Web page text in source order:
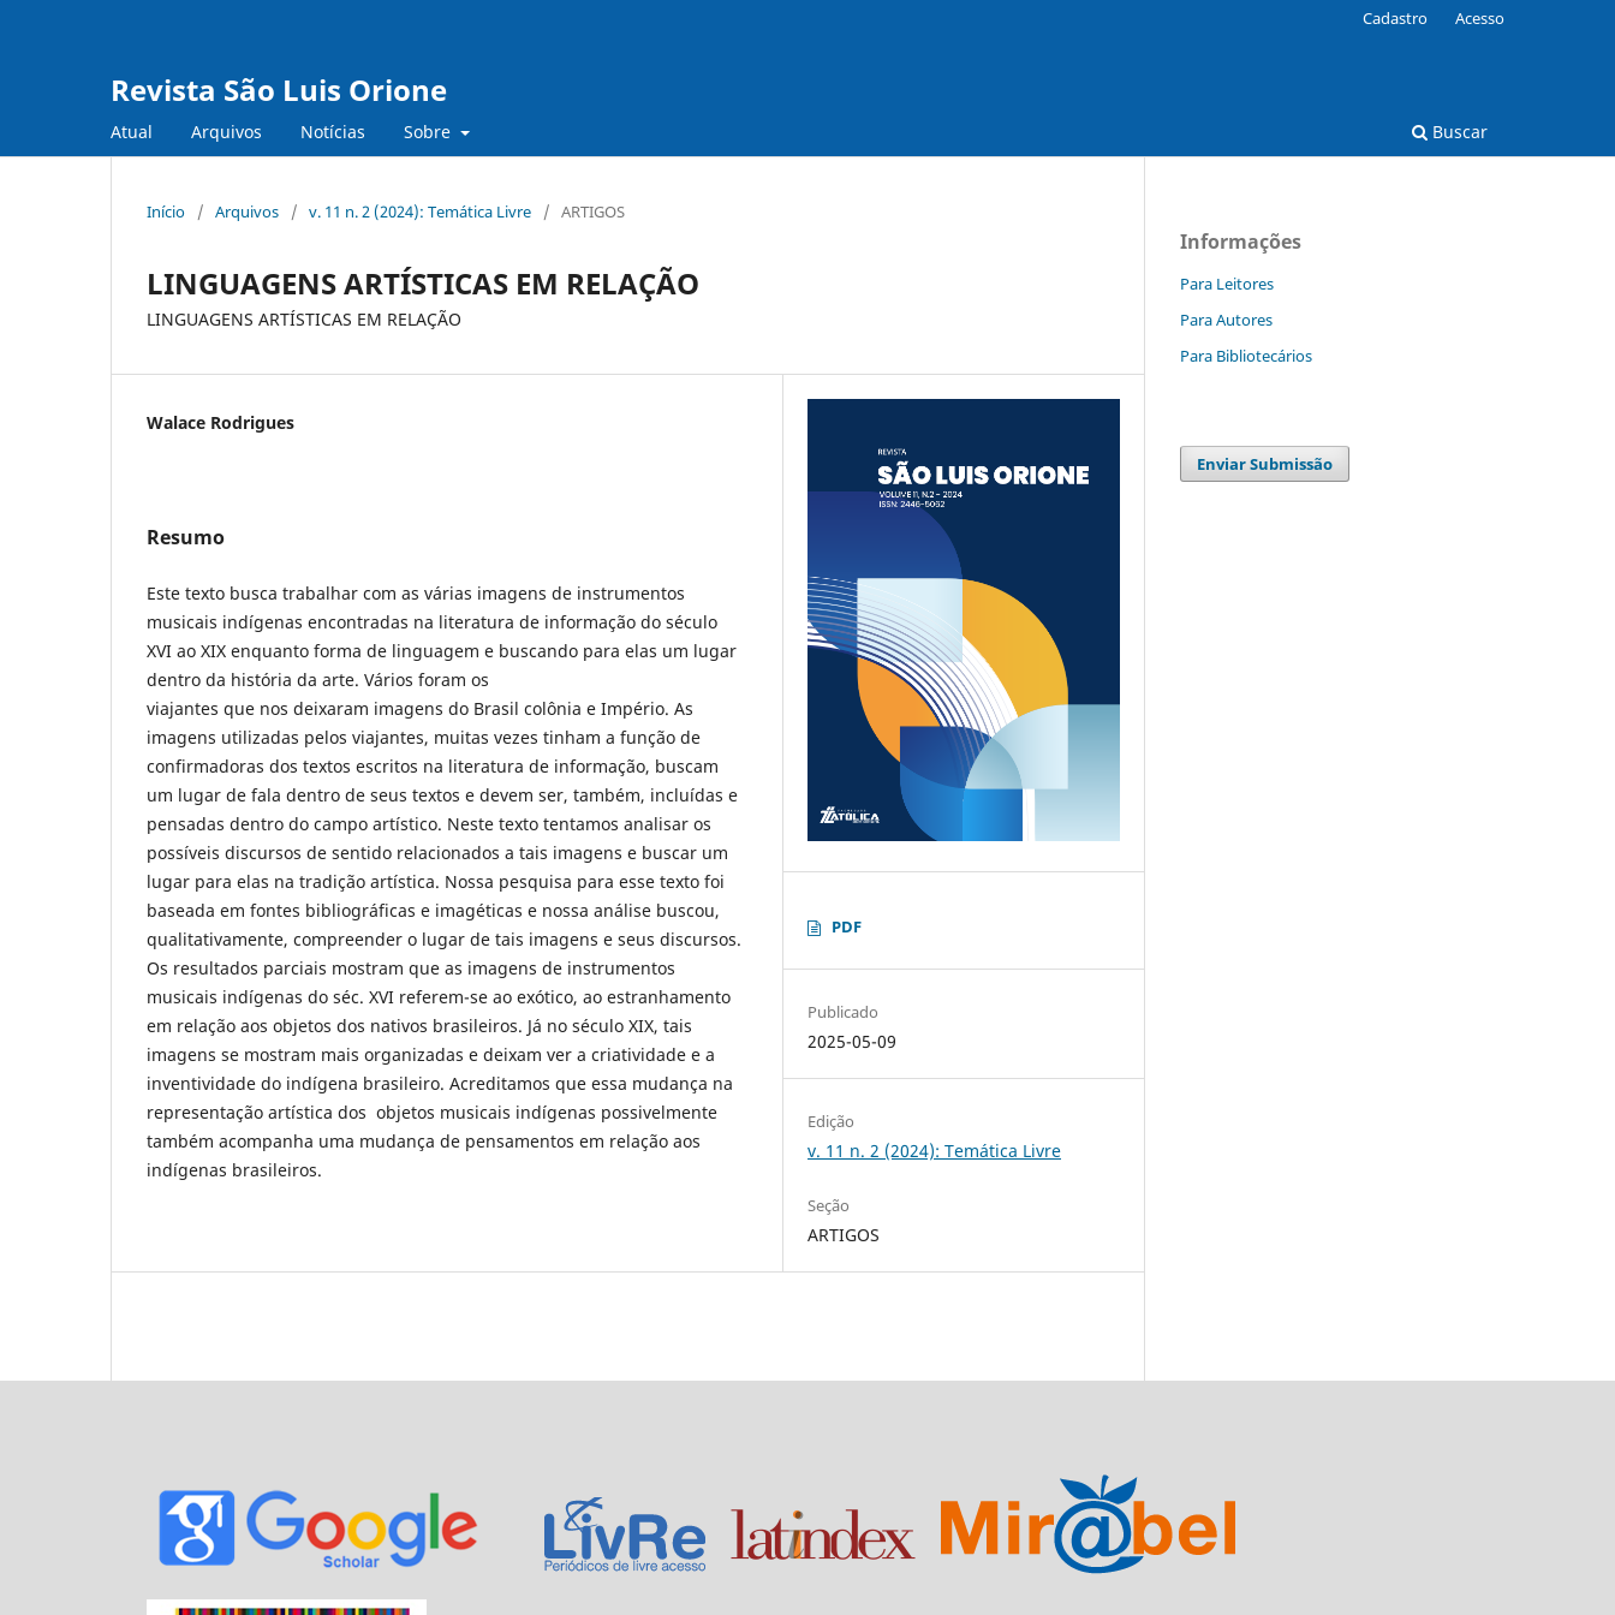
Revista São Luis Orione
Atual Arquivos Notícias Sobre Buscar
Cadastro Acesso
Início / Arquivos / v. 11 n. 2 (2024): Temática Livre / ARTIGOS
LINGUAGENS ARTÍSTICAS EM RELAÇÃO
LINGUAGENS ARTÍSTICAS EM RELAÇÃO
Walace Rodrigues
Resumo
Este texto busca trabalhar com as várias imagens de instrumentos
musicais indígenas encontradas na literatura de informação do século
XVI ao XIX enquanto forma de linguagem e buscando para elas um lugar
dentro da história da arte. Vários foram os
viajantes que nos deixaram imagens do Brasil colônia e Império. As
imagens utilizadas pelos viajantes, muitas vezes tinham a função de
confirmadoras dos textos escritos na literatura de informação, buscam
um lugar de fala dentro de seus textos e devem ser, também, incluídas e
pensadas dentro do campo artístico. Neste texto tentamos analisar os
possíveis discursos de sentido relacionados a tais imagens e buscar um
lugar para elas na tradição artística. Nossa pesquisa para esse texto foi
baseada em fontes bibliográficas e imagéticas e nossa análise buscou,
qualitativamente, compreender o lugar de tais imagens e seus discursos.
Os resultados parciais mostram que as imagens de instrumentos
musicais indígenas do séc. XVI referem-se ao exótico, ao estranhamento
em relação aos objetos dos nativos brasileiros. Já no século XIX, tais
imagens se mostram mais organizadas e deixam ver a criatividade e a
inventividade do indígena brasileiro. Acreditamos que essa mudança na
representação artística dos objetos musicais indígenas possivelmente
também acompanha uma mudança de pensamentos em relação aos
indígenas brasileiros.
PDF
Publicado
2025-05-09
Edição
v. 11 n. 2 (2024): Temática Livre
Seção
ARTIGOS
Informações
Para Leitores
Para Autores
Para Bibliotecários
Enviar Submissão